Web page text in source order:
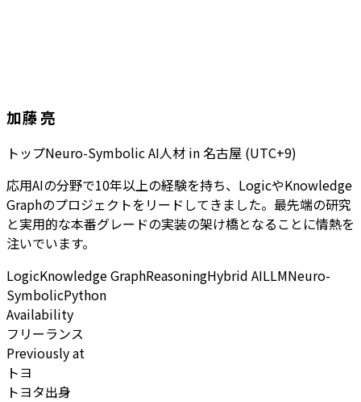
加藤 亮
トップNeuro-Symbolic AI人材 in 名古屋 (UTC+9)
応用AIの分野で10年以上の経験を持ち、LogicやKnowledge
Graphのプロジェクトをリードしてきました。最先端の研究
と実用的な本番グレードの実装の架け橋となることに情熱を
注いでいます。
LogicKnowledge GraphReasoningHybrid AILLMNeuro-
SymbolicPython
Availability
フリーランス
Previously at
トヨ
トヨタ出身